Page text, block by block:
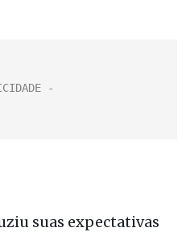
suas expectativas